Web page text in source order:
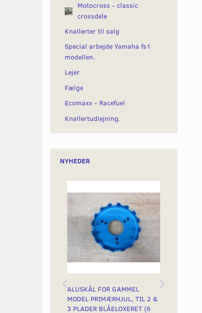
Motocross - classic
crossdele
Knallerter til salg
Special arbejde Yamaha fs1
modellen.
Lejer
Fælge
Ecomaxx - Racefuel
Knallertudlejning.
NYHEDER
ALUSKÅL FOR GAMMEL
MODEL PRIMÆRHJUL, TIL 2 &
3 PLADER BLÅELOXERET (6